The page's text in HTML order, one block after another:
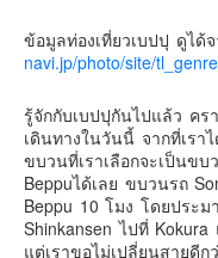
ข้อมูลท่องเที่ยวเบปปุ ดูได้
navi.jp/photo/site/
รู้จักกับเบปปุกันไปแล้ว คร
เดินทางในวันนี้ จากที่เรา
ขบวนที่เราเลือกจะเป็นขบ
Beppuได้เลย ขบวนรถ
Beppu 10 โมง โดยประ
Shinkansen ไปที่
แต่เราขอไม่เปลี่ยนสายดี